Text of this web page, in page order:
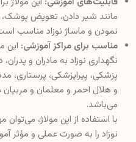
مانند شیر دادن، تعویض
نمودن و ماساژ نوزاد مناسب
مناسب برای مراکز آموزشی: این
نگهداری نوزاد به مادران و
پزشکی، پیراپزشکی، پرستاری،
و هلال احمر و معلمان و
می‌باشد.
با استفاده از این مولاژ،
نوزاد را به صورت عملی و مؤثر